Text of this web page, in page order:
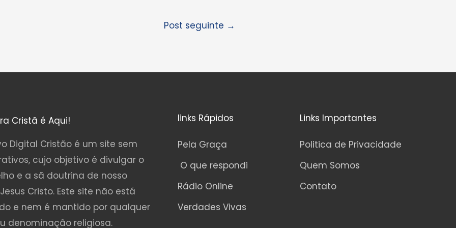
Post seguinte →
Cristã é Aqui!
Digital Cristão é um site sem
cujo objetivo é divulgar o
e a sã doutrina de nosso
Cristo. Este site não está
e nem é mantido por qualquer
denominação religiosa.
links Rápidos
Pela Graça
O que respondi
Rádio Online
Verdades Vivas
Links Importantes
Politica de Privacidade
Quem Somos
Contato